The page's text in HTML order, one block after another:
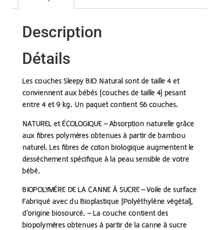
Description
Détails
Les couches Sleepy BIO Natural sont de taille 4 et
conviennent aux bébés (couches de taille 4) pesant
entre 4 et 9 kg. Un paquet contient 56 couches.
NATUREL et ÉCOLOGIQUE –Absorption naturelle grâce
aux fibres polymères obtenues à partir de bambou
naturel. Les fibres de coton biologique augmentent le
desséchement spécifique à la peau sensible de votre
bébé.
BIOPOLYMÉRE DE LA CANNE À SUCRE –Voile de surface
Fabriqué avec du Bioplastique (Polyéthylène végétal),
d’origine biosourcé. – La couche contient des
biopolymères obtenues à partir de la canne à sucre